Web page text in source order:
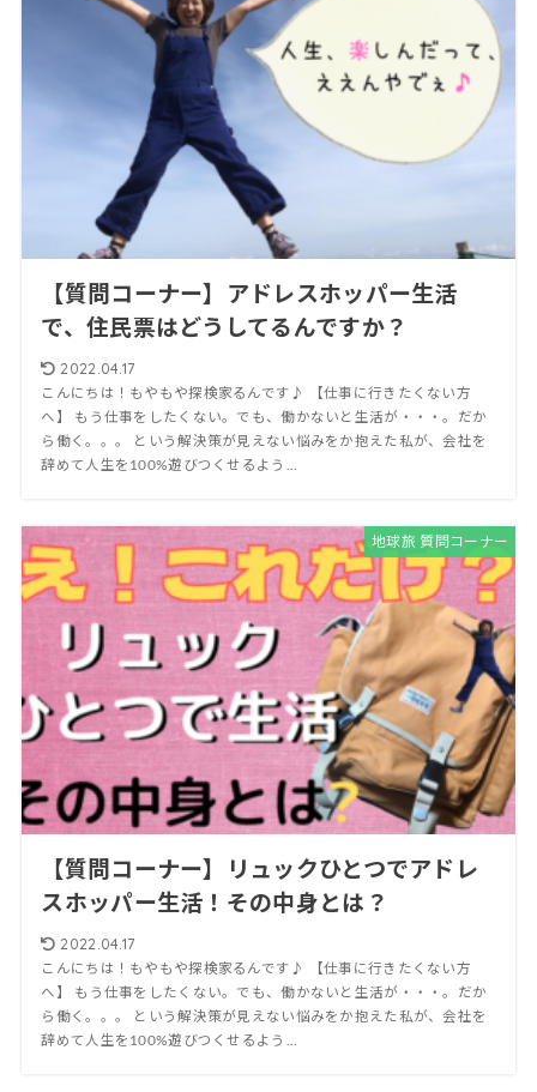
【質問コーナー】アドレスホッパー生活
で、住民票はどうしてるんですか？
2022.04.17
こんにちは！もやもや探検家るんです♪ 【仕事に行きたくない方
へ】 もう仕事をしたくない。でも、働かないと生活が・・・。だか
ら働く。。。 という解決策が見えない悩みをか抱えた私が、会社を
辞めて人生を100%遊びつくせるよう...
地球旅 質問コーナー
【質問コーナー】リュックひとつでアドレ
スホッパー生活！その中身とは？
2022.04.17
こんにちは！もやもや探検家るんです♪ 【仕事に行きたくない方
へ】 もう仕事をしたくない。でも、働かないと生活が・・・。だか
ら働く。。。 という解決策が見えない悩みをか抱えた私が、会社を
辞めて人生を100%遊びつくせるよう...